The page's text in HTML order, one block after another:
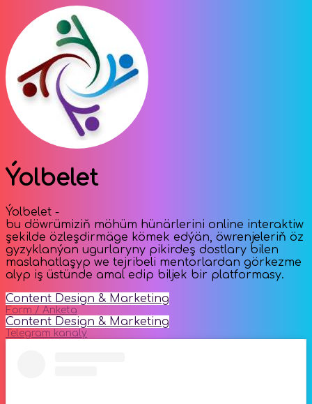
Ýolbelet
Ýolbelet -
bu döwrümiziň möhüm hünärlerini online interaktiw
şekilde özleşdirmäge kömek edýän, öwrenjeleriň öz
gyzyklanýan ugurlaryny pikirdeş dostlary bilen
maslahatlaşyp we tejribeli mentorlardan görkezme
alyp iş üstünde amal edip biljek bir platformasy.
Content Design & Marketing
Form / Anketa
Content Design & Marketing
Telegram kanaly